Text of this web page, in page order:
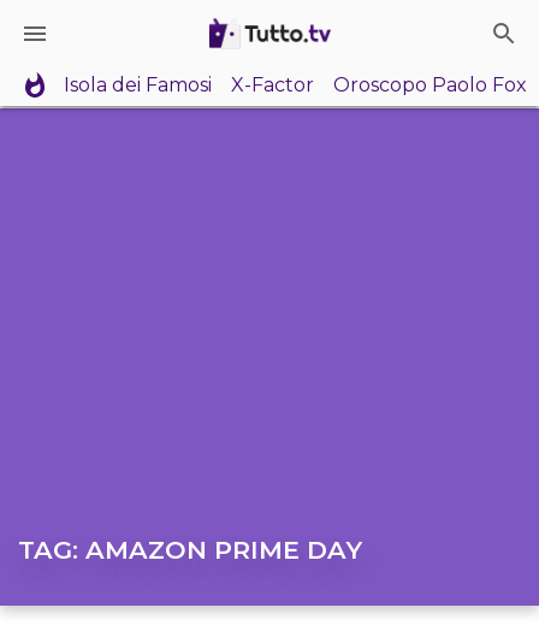
Isola dei Famosi X-Factor Oroscopo Paolo Fox
TAG: AMAZON PRIME DAY